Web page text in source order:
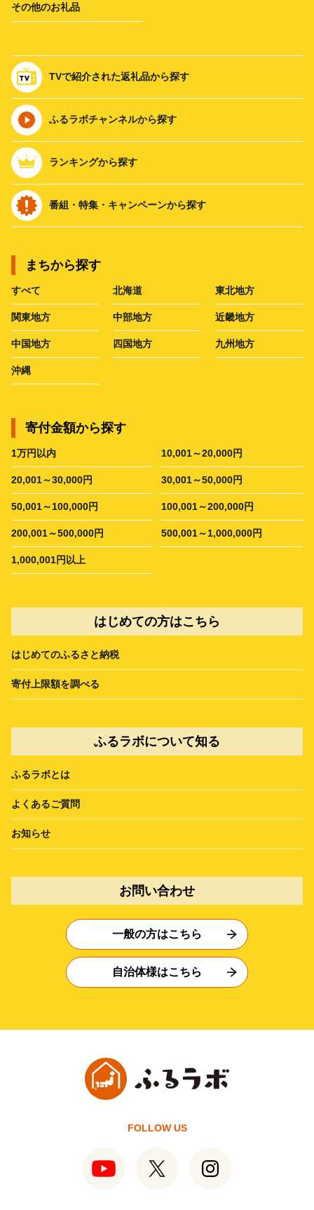
その他のお礼品
TVで紹介された返礼品から探す
ふるラボチャンネルから探す
ランキングから探す
番組・特集・キャンペーンから探す
まちから探す
すべて 北海道 東北地方
関東地方 中部地方 近畿地方
中国地方 四国地方 九州地方
沖縄
寄付金額から探す
1万円以内 10,001～20,000円
20,001～30,000円 30,001～50,000円
50,001～100,000円 100,001～200,000円
200,001～500,000円 500,001～1,000,000円
1,000,001円以上
はじめての方はこちら
はじめてのふるさと納税
寄付上限額を調べる
ふるラボについて知る
ふるラボとは
よくあるご質問
お知らせ
お問い合わせ
一般の方はこちら
自治体様はこちら
FOLLOW US